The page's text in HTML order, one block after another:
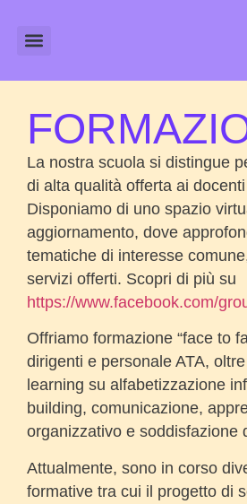
La nostra scuola si distingue
di alta qualità offerta ai
Disponiamo di uno spazio
aggiornamento, dove
tematiche di interesse
servizi offerti. Scopri di più su
https://www.facebook.com/
Offriamo formazione “face to
dirigenti e personale ATA,
learning su alfabetizzazione
building, comunicazione,
organizzativo e soddisfazione
Attualmente, sono in corso
formative tra cui il progetto di